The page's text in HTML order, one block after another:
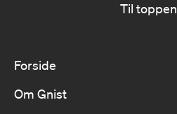
Til toppen
Forside
Om Gnist